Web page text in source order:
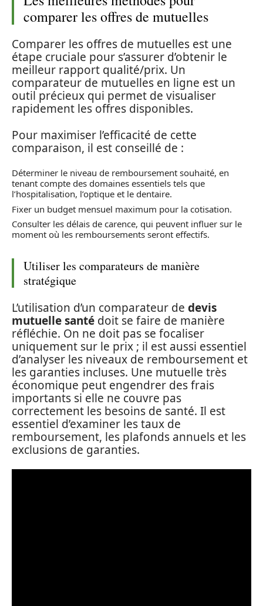
comparer les offres de mutuelles
Comparer les offres de mutuelles est une
étape cruciale pour s’assurer d’obtenir le
meilleur rapport qualité/prix. Un
comparateur de mutuelles en ligne est un
outil précieux qui permet de visualiser
rapidement les offres disponibles.
Pour maximiser l’efficacité de cette
comparaison, il est conseillé de :
Déterminer le niveau de remboursement souhaité, en
tenant compte des domaines essentiels tels que
l’hospitalisation, l’optique et le dentaire.
Fixer un budget mensuel maximum pour la cotisation.
Consulter les délais de carence, qui peuvent influer sur le
moment où les remboursements seront effectifs.
Utiliser les comparateurs de manière
stratégique
L’utilisation d’un comparateur de devis
mutuelle santé doit se faire de manière
réfléchie. On ne doit pas se focaliser
uniquement sur le prix ; il est aussi essentiel
d’analyser les niveaux de remboursement et
les garanties incluses. Une mutuelle très
économique peut engendrer des frais
importants si elle ne couvre pas
correctement les besoins de santé. Il est
essentiel d’examiner les taux de
remboursement, les plafonds annuels et les
exclusions de garanties.